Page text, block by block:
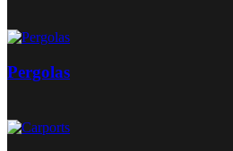
Pergolas